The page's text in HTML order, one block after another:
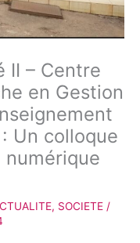
II – Centre
en Gestion
Un colloque
numérique
, SOCIETE /